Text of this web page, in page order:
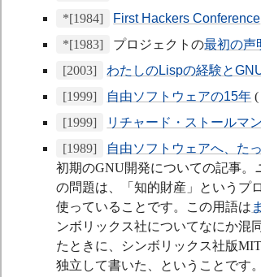
*[1984]
First Hackers Conference
*[1983]
プロジェクトの最初の声
[2003]
わたしのLispの経験と
[1999]
自由ソフトウェアの15年 (
[1999]
リチャード・ストールマ
[1989]
自由ソフトウェアへ、た
初期のGNU開発についての記事。
の問題は、「知的財産」というプ
使っていることです。この用語は
ンボリックス社についてなにか混
たときに、シンボリックス社版
独立して書いた、ということです。